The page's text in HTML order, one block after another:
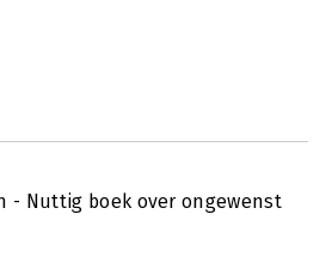
- Nuttig boek over ongewenst